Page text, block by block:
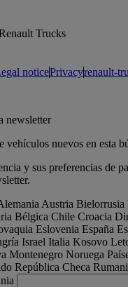
Trucks
noticePrivacyrenault-
newsletter
vehículos nuevos en esta
y sus preferencias de
Austria Bielorrusia
Bélgica Chile Croacia
Eslovenia España
Israel Italia Kosovo
Montenegro Noruega
República Checa